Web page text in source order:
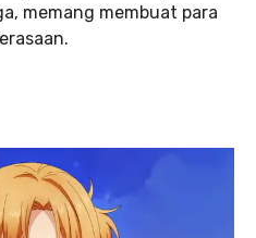
memang membuat para